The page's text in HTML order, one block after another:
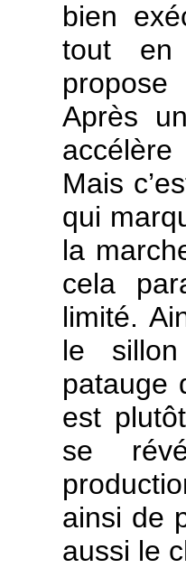
bien
tout en
propose
Après
Mais
qui
la
cela
limité.
le
patauge
est
se
ainsi de
aussi le